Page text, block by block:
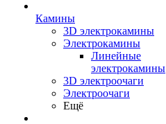
Камины
3D электрокамины
Электрокамины
Линейные
электрокамины
3D электроочаги
Электроочаги
Ещё